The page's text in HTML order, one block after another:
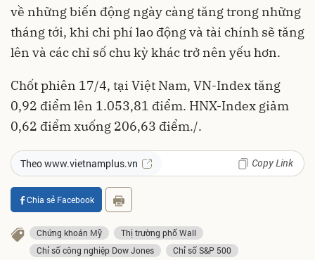
về những biến động ngày càng tăng trong những
tháng tới, khi chi phí lao động và tài chính sẽ tăng
lên và các chỉ số chu kỳ khác trở nên yếu hơn.
Chốt phiên 17/4, tại Việt Nam, VN-Index tăng
0,92 điểm lên 1.053,81 điểm. HNX-Index giảm
0,62 điểm xuống 206,63 điểm./.
Theo www.vietnamplus.vn Copy Link
Chia sẻ Facebook
Chứng khoán Mỹ
Thị trường phố Wall
Chỉ số công nghiệp Dow Jones
Chỉ số S&P 500